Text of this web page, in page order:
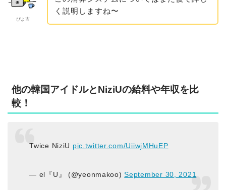
ぴよ吉
く説明しますね〜
他の韓国アイドルとNiziUの給料や年収を比
較！
Twice NiziU pic.twitter.com/UiiwjMHuEP
— el『U』 (@yeonmakoo)September 30, 2021